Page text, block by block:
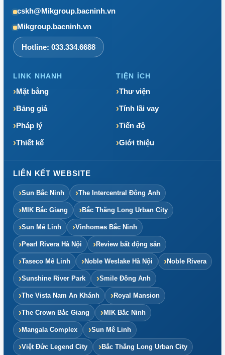
cskh@Mikgroup.bacninh.vn
Mikgroup.bacninh.vn
Hotline: 033.334.6688
LINK NHANH
Mặt bằng
Bảng giá
Pháp lý
Thiết kế
TIỆN ÍCH
Thư viện
Tính lãi vay
Tiến độ
Giới thiệu
LIÊN KẾT WEBSITE
Sun Bắc Ninh The Intercentral Đông Anh
MIK Bắc Giang Bắc Thăng Long Urban City
Sun Mê Linh Vinhomes Bắc Ninh
Pearl Rivera Hà Nội Review bất động sản
Taseco Mê Linh Noble Weslake Hà Nội Noble Rivera
Sunshine River Park Smile Đông Anh
The Vista Nam An Khánh Royal Mansion
The Crown Bắc Giang MIK Bắc Ninh
Mangala Complex Sun Mê Linh
Việt Đức Legend City Bắc Thăng Long Urban City